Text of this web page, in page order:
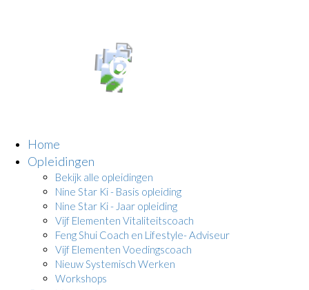
Home
Opleidingen
Bekijk alle opleidingen
Nine Star Ki - Basis opleiding
Nine Star Ki - Jaar opleiding
Vijf Elementen Vitaliteitscoach
Feng Shui Coach en Lifestyle- Adviseur
Vijf Elementen Voedingscoach
Nieuw Systemisch Werken
Workshops